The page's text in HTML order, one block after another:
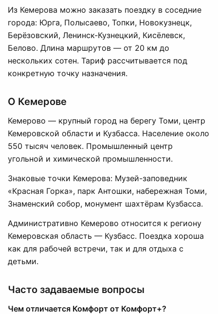
Из Кемерова можно заказать поездку в соседние
города: Юрга, Полысаево, Топки, Новокузнецк,
Берёзовский, Ленинск-Кузнецкий, Кисёлевск,
Белово. Длина маршрутов — от 20 км до
нескольких сотен. Тариф рассчитывается под
конкретную точку назначения.
О Кемерове
Кемерово — крупный город на берегу Томи, центр
Кемеровской области и Кузбасса. Население около
550 тысяч человек. Промышленный центр
угольной и химической промышленности.
Знаковые точки Кемерова: Музей-заповедник
«Красная Горка», парк Антошки, набережная Томи,
Знаменский собор, монумент шахтёрам Кузбасса.
Административно Кемерово относится к региону
Кемеровская область — Кузбасс. Поездка хороша
как для рабочей встречи, так и для отдыха с
детьми.
Часто задаваемые вопросы
Чем отличается Комфорт от Комфорт+?